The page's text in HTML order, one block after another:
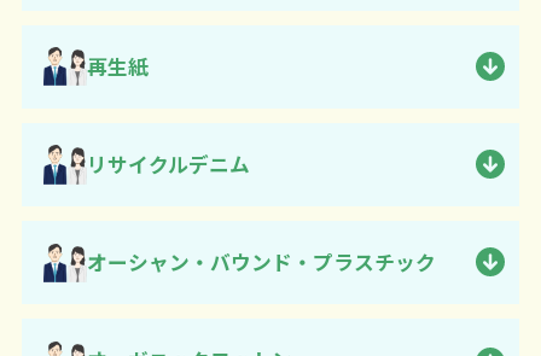
再生紙
リサイクルデニム
オーシャン・バウンド・プラスチック